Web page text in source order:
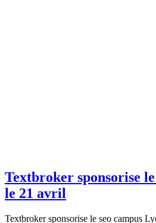
Textbroker sponsorise
le 21 avril
Textbroker sponsorise le seo campus